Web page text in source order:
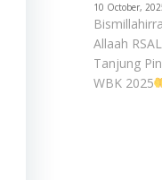
10 October,
Allaah
Tanjung
WBK 2025